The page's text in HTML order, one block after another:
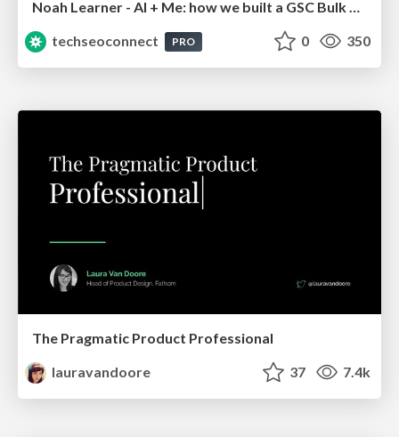
Noah Learner - AI + Me: how we built a GSC Bulk Export data pipeline
techseoconnect
PRO 0 350
The Pragmatic Product Professional
lauravandoore
37 7.4k